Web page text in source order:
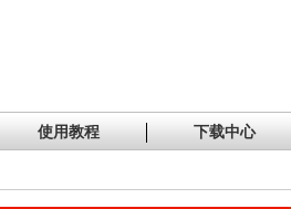
使用教程 下载中心